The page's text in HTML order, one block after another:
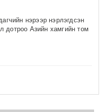
нэрээр нэрлэгдсэн
дотроо Азийн хамгийн том